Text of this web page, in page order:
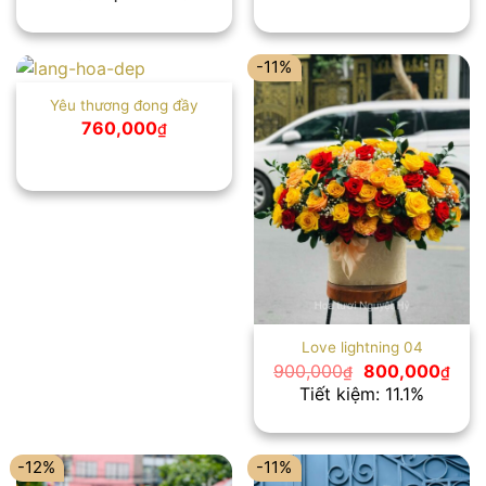
là:
780,000₫.
Yêu thương đong đầy
760,000₫
-11%
Love lightning 04
900,000₫ Giá
gốc
là:
800,000₫Giá
hiện
là:
Tiết kiệm: 11.1%
-12% -11%